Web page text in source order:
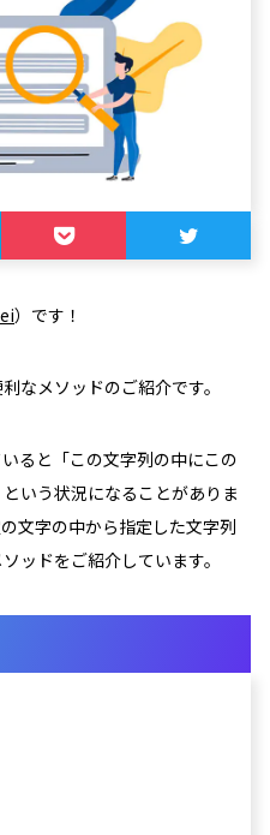
）です！
なメソッドのご紹介です。
ると「この文字列の中にこの
いう状況になることがありま
文字の中から指定した文字列
ッドをご紹介しています。